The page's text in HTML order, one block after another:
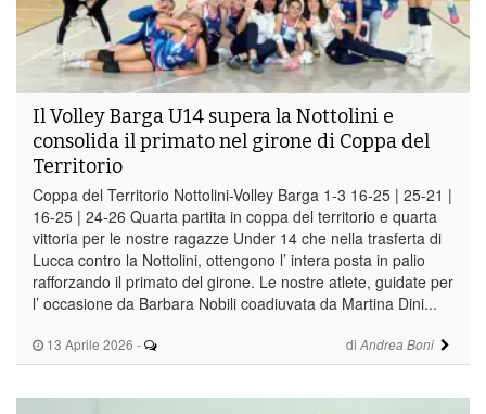
13 Aprile 2026 - di Andrea Boni
Il Volley Barga U14 supera la Nottolini e
consolida il primato nel girone di Coppa del
Territorio
Coppa del Territorio Nottolini-Volley Barga 1-3 16-25 | 25-21 |
16-25 | 24-26 Quarta partita in coppa del territorio e quarta
vittoria per le nostre ragazze Under 14 che nella trasferta di
Lucca contro la Nottolini, ottengono l’ intera posta in palio
rafforzando il primato del girone. Le nostre atlete, guidate per
l’ occasione da Barbara Nobili coadiuvata da Martina Dini...